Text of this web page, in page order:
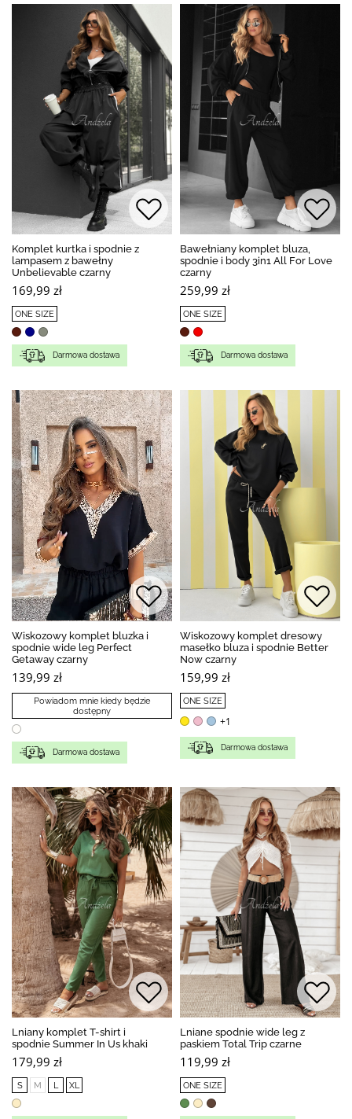
Komplet kurtka i spodnie z
lampasem z bawełny
Unbelievable czarny
169,99 zł
ONE SIZE
Darmowa dostawa
Bawełniany komplet bluza,
spodnie i body 3in1 All For Love
czarny
259,99 zł
ONE SIZE
Darmowa dostawa
Wiskozowy komplet bluzka i
spodnie wide leg Perfect
Getaway czarny
139,99 zł
Powiadom mnie kiedy będzie
dostępny
Darmowa dostawa
Wiskozowy komplet dresowy
masełko bluza i spodnie Better
Now czarny
159,99 zł
ONE SIZE
+1
Darmowa dostawa
Lniany komplet T-shirt i
spodnie Summer In Us khaki
179,99 zł
S M L XL
Lniane spodnie wide leg z
paskiem Total Trip czarne
119,99 zł
ONE SIZE